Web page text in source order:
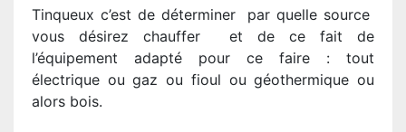
Tinqueux c’est de déterminer par quelle source
vous désirez chauffer et de ce fait de
l’équipement adapté pour ce faire : tout
électrique ou gaz ou fioul ou géothermique ou
alors bois.